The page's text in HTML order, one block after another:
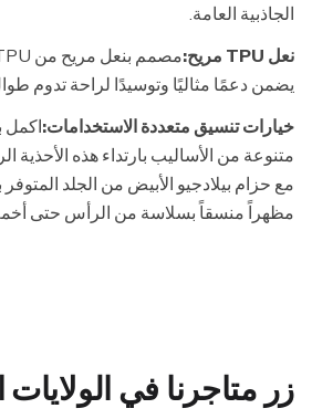
الجاذبية العامة.
نعل TPU مريح:
يضمن دعمًا مثاليًا وتوسيدًا لراحة تدوم
خيارات تنسيق متعددة الاستخدامات:اكمل
متنوعة من الأساليب بارتداء هذه الأحذية
مع حزام بيلادجيو الأبيض من الجلد
مظهراً منسقاً بسلاسة من الرأس حتى
زر متاجرنا في الولايات